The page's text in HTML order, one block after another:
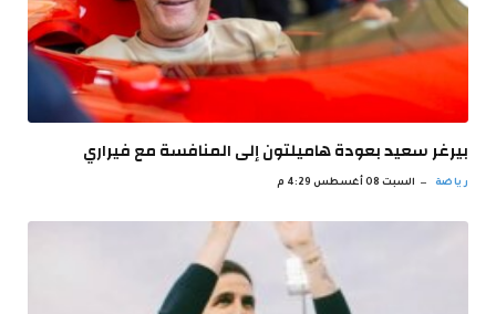
بيرغر سعيد بعودة هاميلتون إلى المنافسة مع فيراري
رياضة السبت 08 أغسطس 4:29 م